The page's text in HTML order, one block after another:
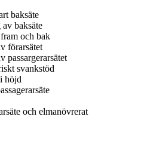
baksäte
baksäte
och bak
förarsätet
passargerarsätet
svankstöd
höjd
och elmanövrerat